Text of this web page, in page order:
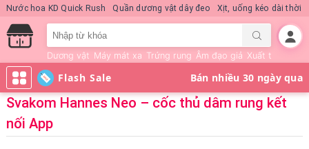
Nước hoa KD Quick Rush Quần dương vật dây đeo Xịt, uống kéo dài thời
Dương vật Máy mát xa Trứng rung Âm đạo giả Xuất tinh sớm
Flash Sale
Svakom Hannes Neo – cốc thủ dâm rung kết
nối App